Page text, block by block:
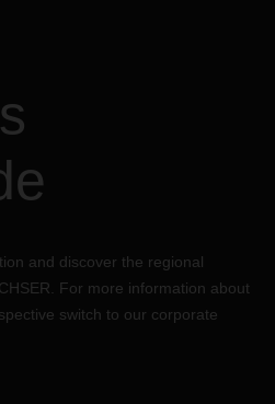
and discover the regional
For more information about
switch to our corporate